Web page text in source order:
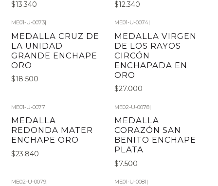
$13.340 $12.340
ME01-U-0073|
MEDALLA CRUZ DE
LA UNIDAD
GRANDE ENCHAPE
ORO
$18.500
ME01-U-0074|
MEDALLA VIRGEN
DE LOS RAYOS
CIRCÓN
ENCHAPADA EN
ORO
$27.000
ME01-U-0077|
MEDALLA
REDONDA MATER
ENCHAPE ORO
$23.840
ME02-U-0078|
MEDALLA
CORAZÓN SAN
BENITO ENCHAPE
PLATA
$7.500
ME02-U-0079| ME01-U-0081|